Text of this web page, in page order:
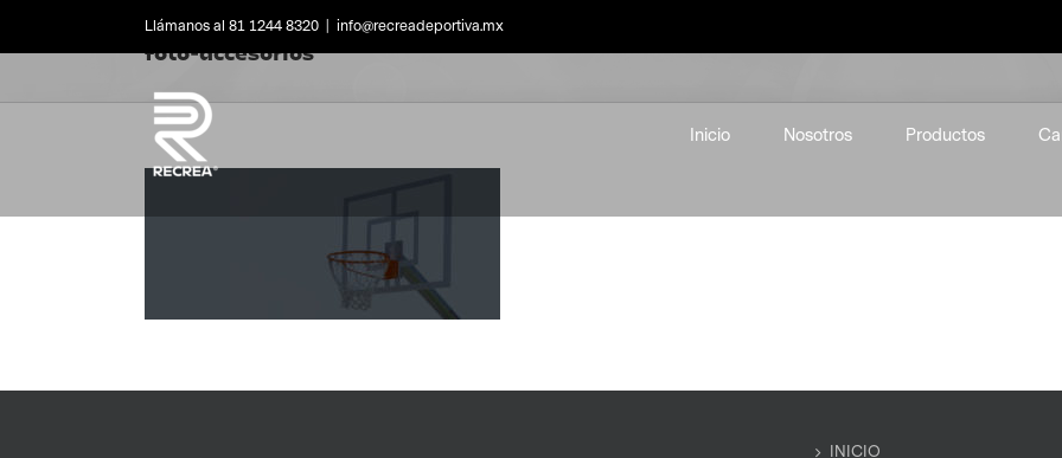
content
Llámanos al 81 1244 8320 info@recreadeportiva.mx
Inicio Nosotros Productos
foto-accesorios
INICIO